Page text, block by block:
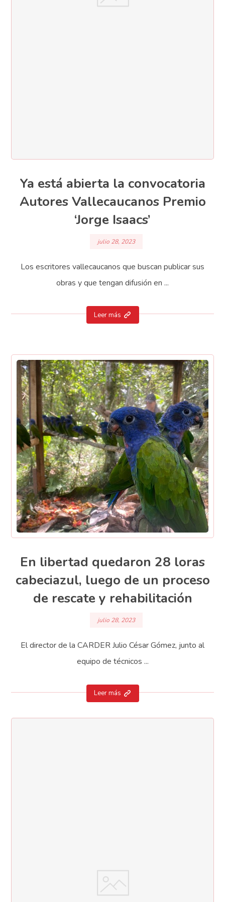
Ya está abierta la convocatoria
Autores Vallecaucanos Premio
‘Jorge Isaacs’
julio 28, 2023
Los escritores vallecaucanos que buscan publicar sus
obras y que tengan difusión en ...
Leer más
En libertad quedaron 28 loras
cabeciazul, luego de un proceso
de rescate y rehabilitación
julio 28, 2023
El director de la CARDER Julio César Gómez, junto al
equipo de técnicos ...
Leer más